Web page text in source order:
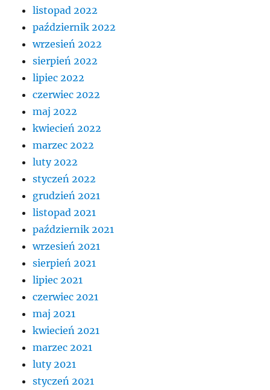
listopad 2022
październik 2022
wrzesień 2022
sierpień 2022
lipiec 2022
czerwiec 2022
maj 2022
kwiecień 2022
marzec 2022
luty 2022
styczeń 2022
grudzień 2021
listopad 2021
październik 2021
wrzesień 2021
sierpień 2021
lipiec 2021
czerwiec 2021
maj 2021
kwiecień 2021
marzec 2021
luty 2021
styczeń 2021